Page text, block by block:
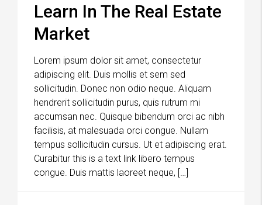
Learn In The Real Estate
Market
Lorem ipsum dolor sit amet, consectetur
adipiscing elit. Duis mollis et sem sed
sollicitudin. Donec non odio neque. Aliquam
hendrerit sollicitudin purus, quis rutrum mi
accumsan nec. Quisque bibendum orci ac nibh
facilisis, at malesuada orci congue. Nullam
tempus sollicitudin cursus. Ut et adipiscing erat.
Curabitur this is a text link libero tempus
congue. Duis mattis laoreet neque, […]